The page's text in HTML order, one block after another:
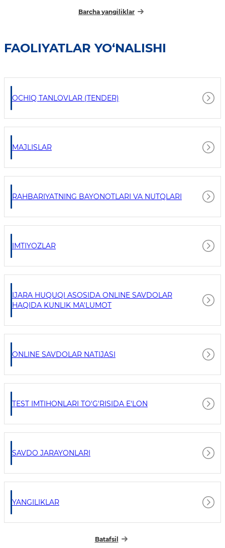
Barcha yangiliklar
FAOLIYATLAR YO‘NALISHI
OCHIQ TANLOVLAR (TENDER)
MAJLISLAR
RAHBARIYATNING BAYONOTLARI VA NUTQLARI
IMTIYOZLAR
IJARA HUQUQI ASOSIDA ONLINE SAVDOLAR
HAQIDA KUNLIK MA'LUMOT
ONLINE SAVDOLAR NATIJASI
TEST IMTIHONLARI TO'G'RISIDA E'LON
SAVDO JARAYONLARI
YANGILIKLAR
Batafsil